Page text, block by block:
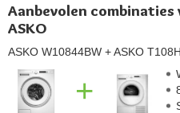
Aanbevolen
ASKO
ASKO W10844BW + ASKO
+